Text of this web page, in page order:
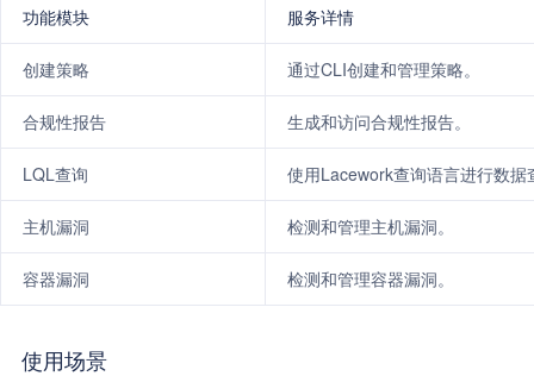
功能模块 服务详情
创建策略 通过CLI创建和管理策略。
合规性报告 生成和访问合规性报告。
LQL查询 使用Lacework查询语言进行数据
主机漏洞 检测和管理主机漏洞。
容器漏洞 检测和管理容器漏洞。
使用场景